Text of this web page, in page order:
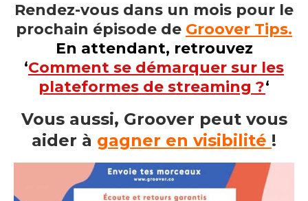
Rendez-vous dans un mois pour le
prochain épisode de Groover Tips.
En attendant, retrouvez
‘Comment se démarquer sur les
plateformes de streaming ?‘
Vous aussi, Groover peut vous
aider à gagner en visibilité !